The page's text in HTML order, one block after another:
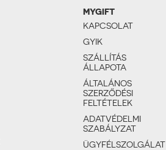
MYGIFT
KAPCSOLAT
GYIK
SZÁLLÍTÁS
ÁLLAPOTA
ÁLTALÁNOS
SZERZŐDÉSI
FELTÉTELEK
ADATVÉDELMI
SZABÁLYZAT
ÜGYFÉLSZOLGÁLAT